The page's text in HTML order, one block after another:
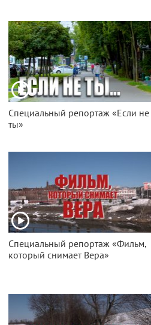
Специальный репортаж «Если не
ты»
Специальный репортаж «Фильм,
который снимает Вера»